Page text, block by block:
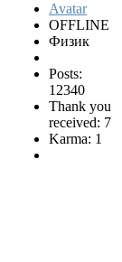
OFFLINE
Физик
Posts:
12340
Thank you
received: 7
Karma: 1